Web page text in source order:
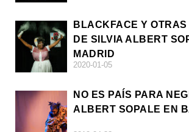
BLACKFACE Y
DE SILVIA ALBERT
MADRID
2020-01-05
NO ES PAÍS PARA
ALBERT SOPALE EN